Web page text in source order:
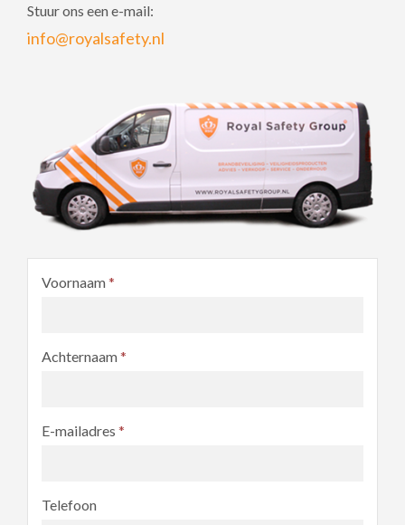
Stuur ons een e-mail:
info@royalsafety.nl
Voornaam*
Achternaam*
E-mailadres *
Telefoon